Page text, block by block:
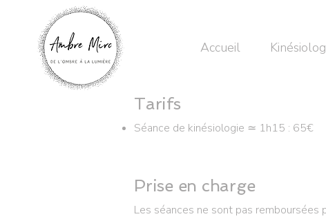
Accueil
Tarifs
Séance de kinésiologie ≃ 1h15 : 65€
Prise en charge
Les séances ne sont pas remboursées